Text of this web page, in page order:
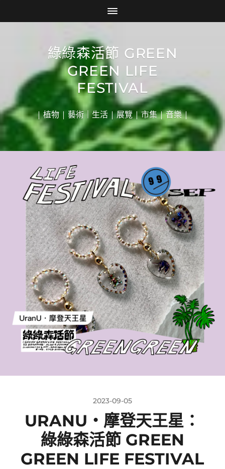
綠綠森活節 GREEN
GREEN LIFE
FESTIVAL
| 植物 | 藝術｜生活 | 展覽 | 市集 | 音樂 |
2023-09-05
URANU・摩登天王星：
綠綠森活節 GREEN
GREEN LIFE FESTIVAL